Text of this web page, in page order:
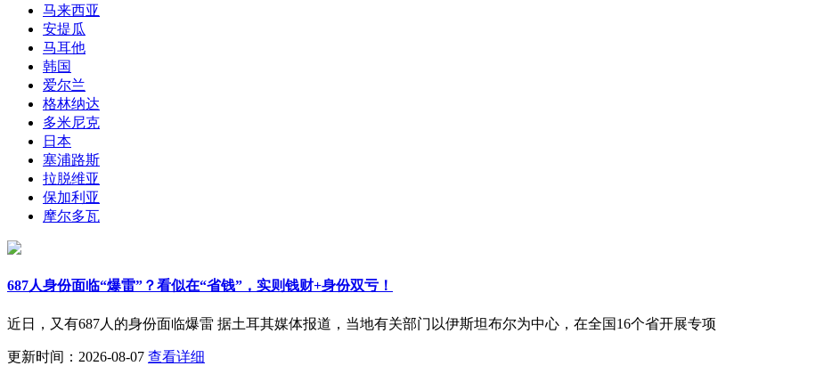
马来西亚
安提瓜
马耳他
韩国
爱尔兰
格林纳达
多米尼克
日本
塞浦路斯
拉脱维亚
保加利亚
摩尔多瓦
687人身份面临“爆雷”？看似在“省钱”，实则钱财+身份双亏！
近日，又有687人的身份面临爆雷 据土耳其媒体报道，当地有关部门以伊斯坦布尔为中心，在全国16个省开展专项
更新时间：2026-08-07 查看详细